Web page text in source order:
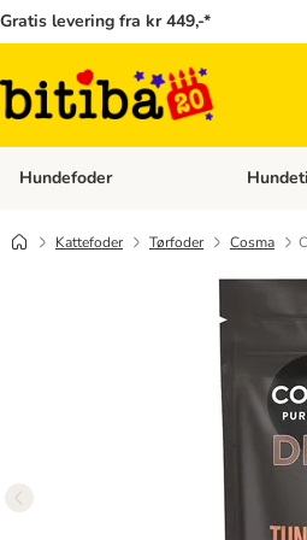
Gratis levering fra kr 449,-*
Hundefoder Åben
Kattefoder Tørfoder Cosma